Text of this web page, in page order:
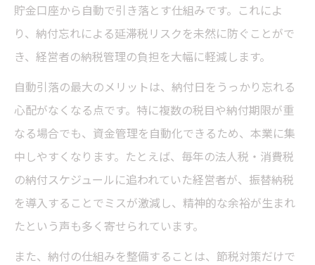
貯金口座から自動で引き落とす仕組みです。これによ
り、納付忘れによる延滞税リスクを未然に防ぐことがで
き、経営者の納税管理の負担を大幅に軽減します。
自動引落の最大のメリットは、納付日をうっかり忘れる
心配がなくなる点です。特に複数の税目や納付期限が重
なる場合でも、資金管理を自動化できるため、本業に集
中しやすくなります。たとえば、毎年の法人税・消費税
の納付スケジュールに追われていた経営者が、振替納税
を導入することでミスが激減し、精神的な余裕が生まれ
たという声も多く寄せられています。
また、納付の仕組みを整備することは、節税対策だけで